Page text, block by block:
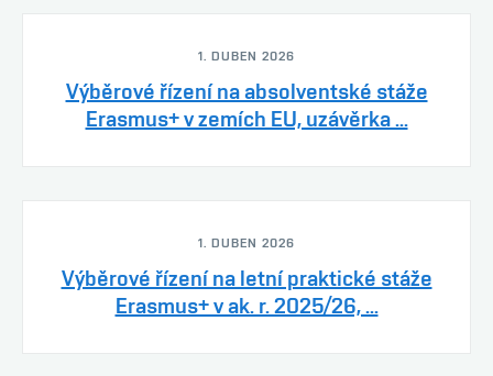
1. DUBEN 2026
Výběrové řízení na absolventské stáže
Erasmus+ v zemích EU, uzávěrka ...
1. DUBEN 2026
Výběrové řízení na letní praktické stáže
Erasmus+ v ak. r. 2025/26, ...